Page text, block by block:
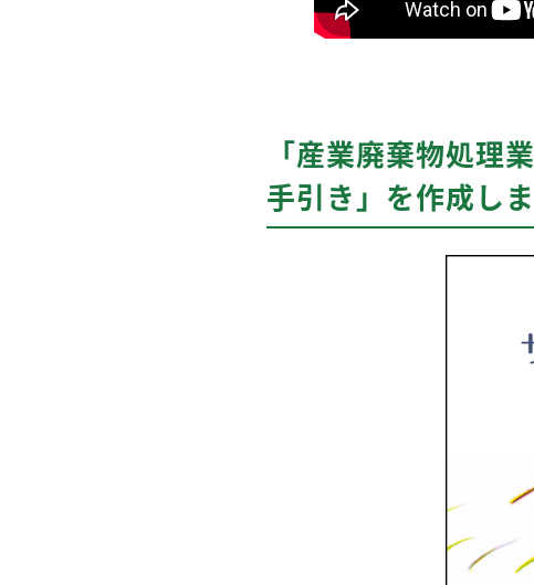
「産業廃棄物処理
手引き」を作成し